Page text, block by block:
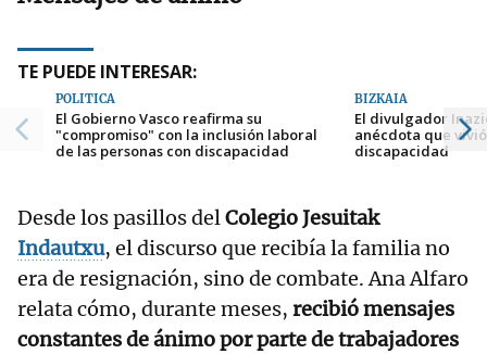
TE PUEDE INTERESAR:
POLÍTICA
El Gobierno Vasco reafirma su
"compromiso" con la inclusión laboral
de las personas con discapacidad
BIZKAIA
El divulgador
anécdota que
discapacidad
Desde los pasillos delColegio Jesuitak
Indautxu, el discurso que recibía la familia no
era de resignación, sino de combate. Ana Alfaro
relata cómo, durante meses, recibió mensajes
constantes de ánimo por parte de trabajadores